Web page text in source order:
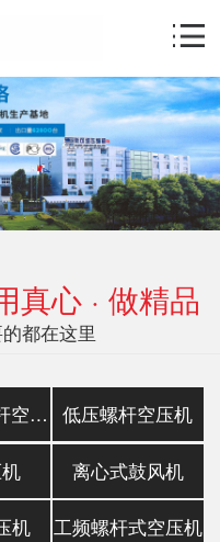
真心 · 做精品
都在这里
两级压缩螺杆空压机 低压螺杆空压机
离心式鼓风机
机 工频螺杆式空压机